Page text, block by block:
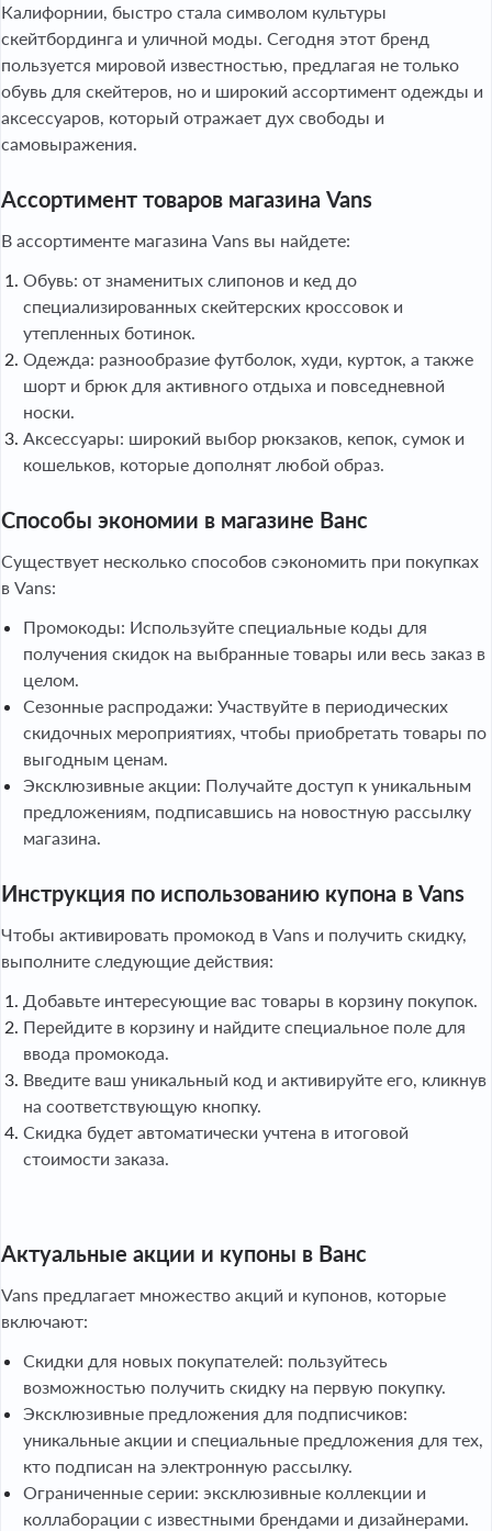
Калифорнии, быстро стала символом культуры
скейтбординга и уличной моды. Сегодня этот бренд
пользуется мировой известностью, предлагая не только
обувь для скейтеров, но и широкий ассортимент одежды и
аксессуаров, который отражает дух свободы и
самовыражения.
Ассортимент товаров магазина Vans
В ассортименте магазина Vans вы найдете:
Обувь: от знаменитых слипонов и кед до
специализированных скейтерских кроссовок и
утепленных ботинок.
Одежда: разнообразие футболок, худи, курток, а также
шорт и брюк для активного отдыха и повседневной
носки.
Аксессуары: широкий выбор рюкзаков, кепок, сумок и
кошельков, которые дополнят любой образ.
Способы экономии в магазине Ванс
Существует несколько способов сэкономить при покупках
в Vans:
Промокоды: Используйте специальные коды для
получения скидок на выбранные товары или весь заказ в
целом.
Сезонные распродажи: Участвуйте в периодических
скидочных мероприятиях, чтобы приобретать товары по
выгодным ценам.
Эксклюзивные акции: Получайте доступ к уникальным
предложениям, подписавшись на новостную рассылку
магазина.
Инструкция по использованию купона в Vans
Чтобы активировать промокод в Vans и получить скидку,
выполните следующие действия:
Добавьте интересующие вас товары в корзину покупок.
Перейдите в корзину и найдите специальное поле для
ввода промокода.
Введите ваш уникальный код и активируйте его, кликнув
на соответствующую кнопку.
Скидка будет автоматически учтена в итоговой
стоимости заказа.
Актуальные акции и купоны в Ванс
Vans предлагает множество акций и купонов, которые
включают:
Скидки для новых покупателей: пользуйтесь
возможностью получить скидку на первую покупку.
Эксклюзивные предложения для подписчиков:
уникальные акции и специальные предложения для тех,
кто подписан на электронную рассылку.
Ограниченные серии: эксклюзивные коллекции и
коллаборации с известными брендами и дизайнерами.